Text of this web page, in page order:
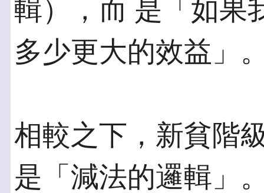
輯），而 是「如果
多少更大的效益」
相較之下，新貧階
是「減法的邏輯」